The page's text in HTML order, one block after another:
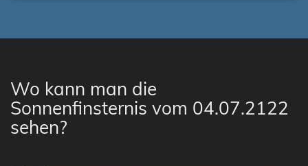
Wo kann man die
Sonnenfinsternis vom 04.07.2122
sehen?